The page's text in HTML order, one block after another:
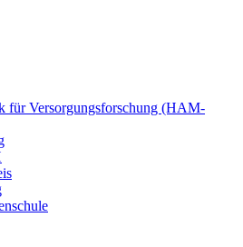
für Versorgungsforschung (HAM-